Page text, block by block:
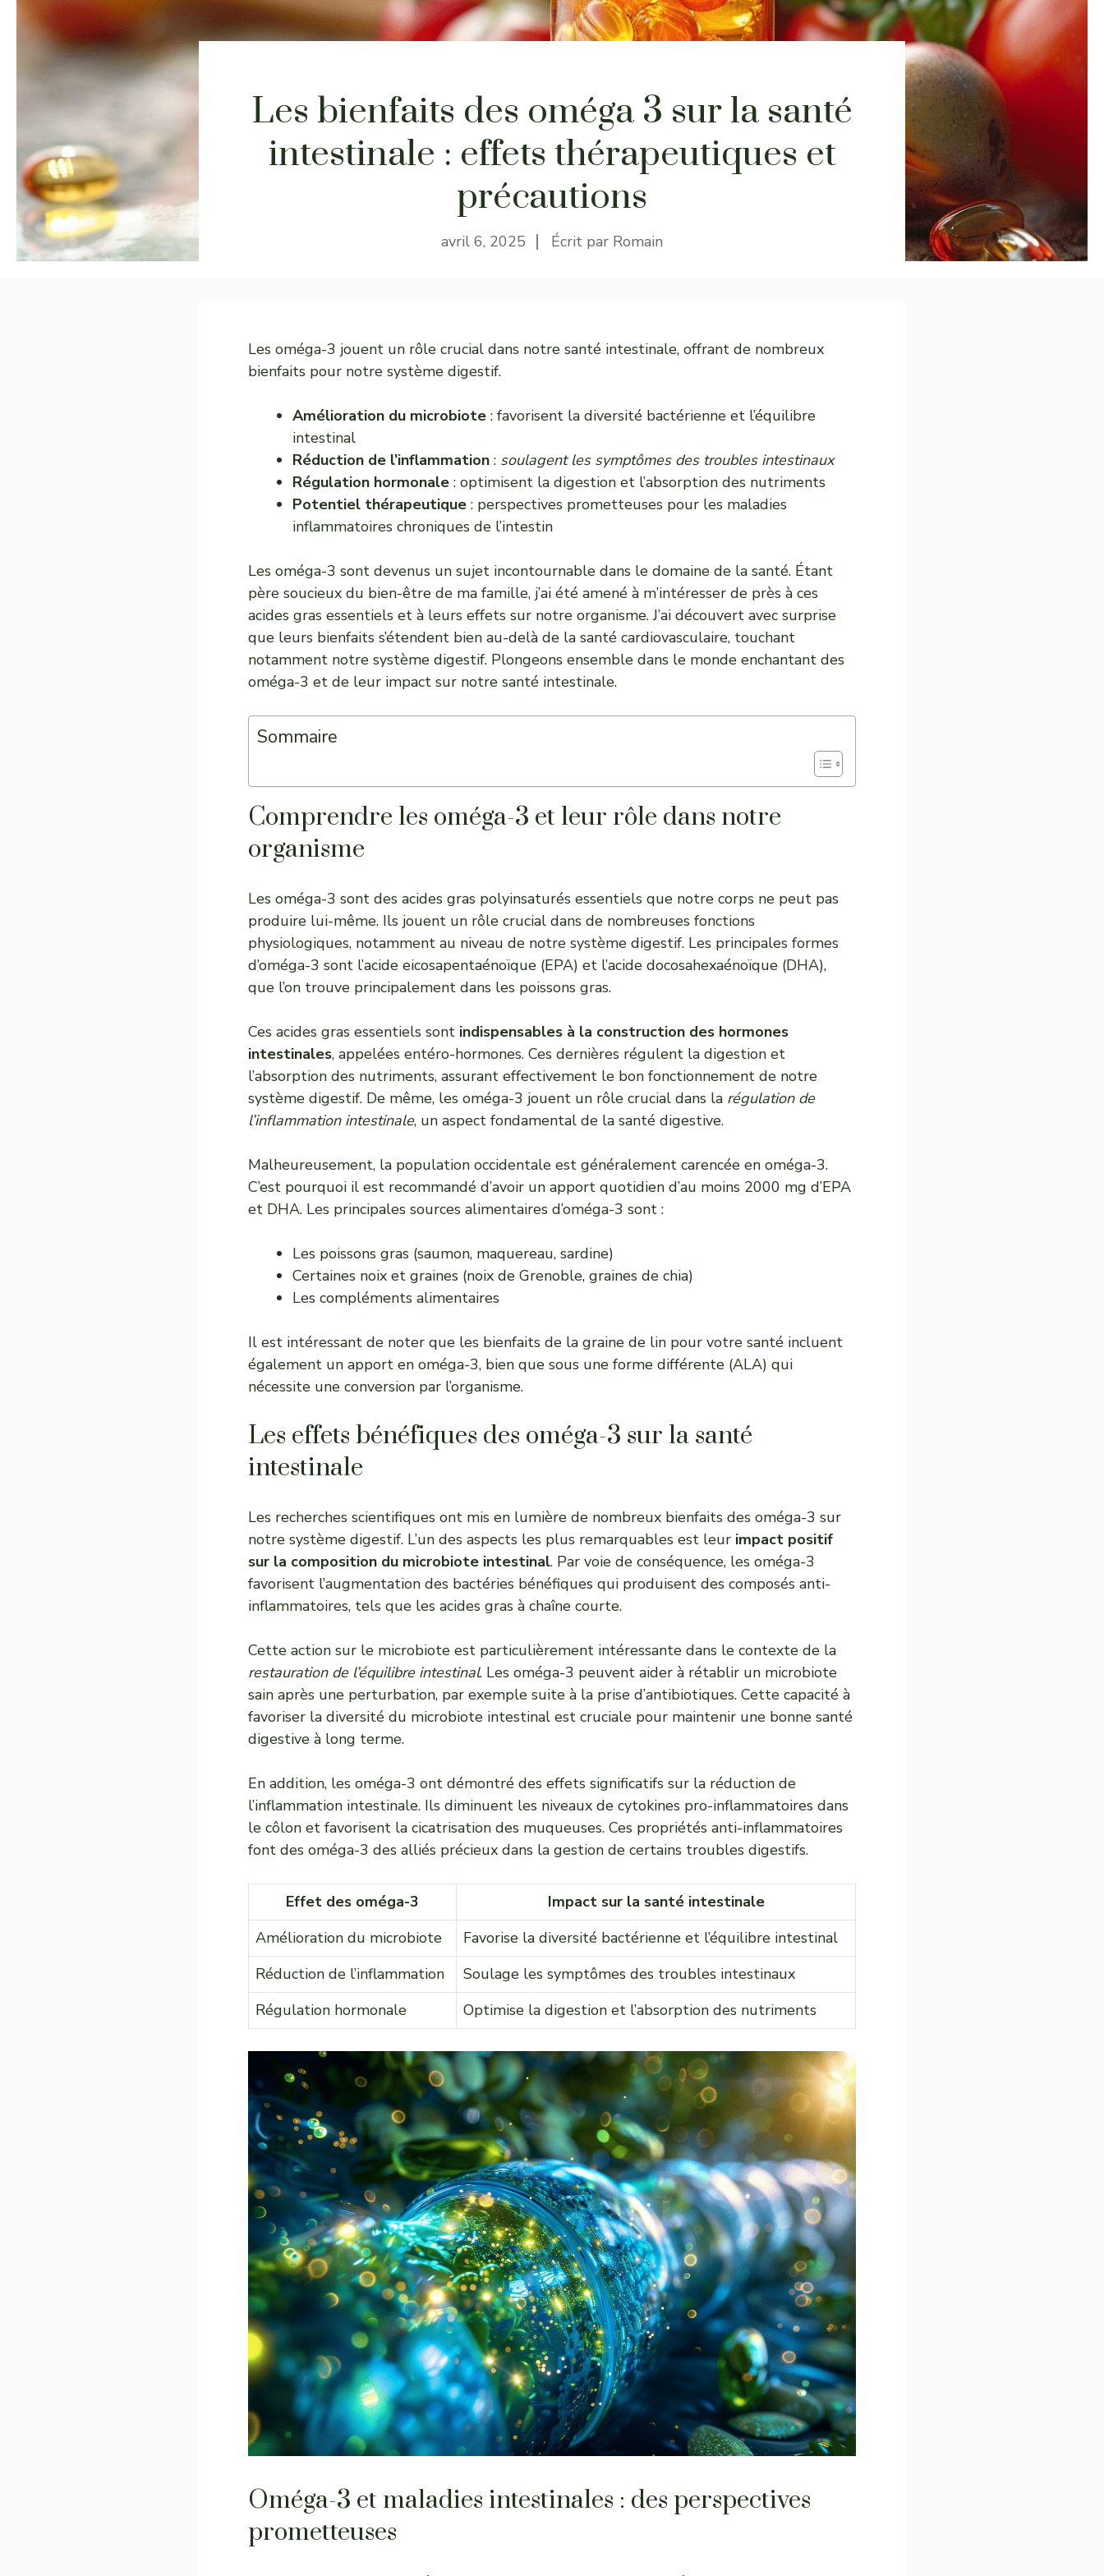
Les bienfaits des oméga 3 sur la santé
intestinale : effets thérapeutiques et
précautions
avril 6, 2025 Écrit par Romain
Les oméga-3 jouent un rôle crucial dans notre santé intestinale, offrant de nombreux
bienfaits pour notre système digestif.
Amélioration du microbiote : favorisent la diversité bactérienne et l’équilibre
intestinal
Réduction de l’inflammation : soulagent les symptômes des troubles intestinaux
Régulation hormonale : optimisent la digestion et l’absorption des nutriments
Potentiel thérapeutique : perspectives prometteuses pour les maladies
inflammatoires chroniques de l’intestin
Les oméga-3 sont devenus un sujet incontournable dans le domaine de la santé. Étant
père soucieux du bien-être de ma famille, j’ai été amené à m’intéresser de près à ces
acides gras essentiels et à leurs effets sur notre organisme. J’ai découvert avec surprise
que leurs bienfaits s’étendent bien au-delà de la santé cardiovasculaire, touchant
notamment notre système digestif. Plongeons ensemble dans le monde enchantant des
oméga-3 et de leur impact sur notre santé intestinale.
Sommaire
Comprendre les oméga-3 et leur rôle dans notre
organisme
Les oméga-3 sont des acides gras polyinsaturés essentiels que notre corps ne peut pas
produire lui-même. Ils jouent un rôle crucial dans de nombreuses fonctions
physiologiques, notamment au niveau de notre système digestif. Les principales formes
d’oméga-3 sont l’acide eicosapentaénoïque (EPA) et l’acide docosahexaénoïque (DHA),
que l’on trouve principalement dans les poissons gras.
Ces acides gras essentiels sont indispensables à la construction des hormones
intestinales, appelées entéro-hormones. Ces dernières régulent la digestion et
l’absorption des nutriments, assurant effectivement le bon fonctionnement de notre
système digestif. De même, les oméga-3 jouent un rôle crucial dans la régulation de
l’inflammation intestinale, un aspect fondamental de la santé digestive.
Malheureusement, la population occidentale est généralement carencée en oméga-3.
C’est pourquoi il est recommandé d’avoir un apport quotidien d’au moins 2000 mg d’EPA
et DHA. Les principales sources alimentaires d’oméga-3 sont :
Les poissons gras (saumon, maquereau, sardine)
Certaines noix et graines (noix de Grenoble, graines de chia)
Les compléments alimentaires
Il est intéressant de noter que les bienfaits de la graine de lin pour votre santé incluent
également un apport en oméga-3, bien que sous une forme différente (ALA) qui
nécessite une conversion par l’organisme.
Les effets bénéfiques des oméga-3 sur la santé
intestinale
Les recherches scientifiques ont mis en lumière de nombreux bienfaits des oméga-3 sur
notre système digestif. L’un des aspects les plus remarquables est leur impact positif
sur la composition du microbiote intestinal. Par voie de conséquence, les oméga-3
favorisent l’augmentation des bactéries bénéfiques qui produisent des composés anti-
inflammatoires, tels que les acides gras à chaîne courte.
Cette action sur le microbiote est particulièrement intéressante dans le contexte de la
restauration de l’équilibre intestinal. Les oméga-3 peuvent aider à rétablir un microbiote
sain après une perturbation, par exemple suite à la prise d’antibiotiques. Cette capacité à
favoriser la diversité du microbiote intestinal est cruciale pour maintenir une bonne santé
digestive à long terme.
En addition, les oméga-3 ont démontré des effets significatifs sur la réduction de
l’inflammation intestinale. Ils diminuent les niveaux de cytokines pro-inflammatoires dans
le côlon et favorisent la cicatrisation des muqueuses. Ces propriétés anti-inflammatoires
font des oméga-3 des alliés précieux dans la gestion de certains troubles digestifs.
Effet des oméga-3
Impact sur la santé intestinale
Amélioration du microbiote
Favorise la diversité bactérienne et l’équilibre intestinal
Réduction de l’inflammation
Soulage les symptômes des troubles intestinaux
Régulation hormonale
Optimise la digestion et l’absorption des nutriments
Oméga-3 et maladies intestinales : des perspectives
prometteuses